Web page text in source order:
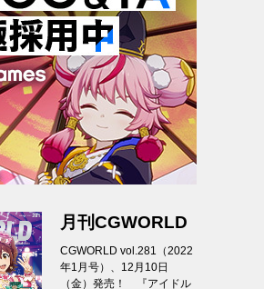
月刊CGWORLD
CGWORLD vol.281（2022
年1月号）、12月10日
（金）発売！ 『アイドル